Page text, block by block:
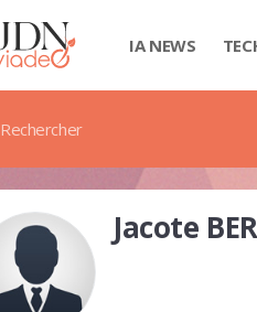
IA NEWS
Rechercher
Jacote